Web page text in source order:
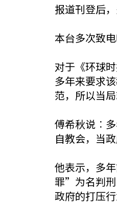
报道刊登后
本台多次致
对于《环球
多年来要求
范，所以当
傅希秋说︰
自教会，当
他表示，多
罪”为名判刑
政府的打压行